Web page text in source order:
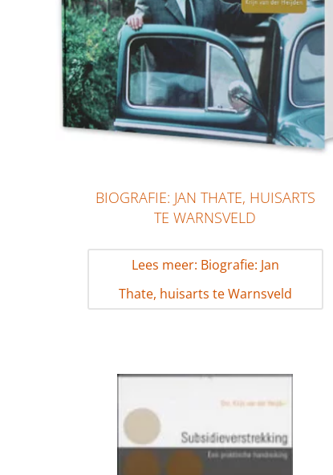
BIOGRAFIE: JAN THATE, HUISARTS
TE WARNSVELD
Lees meer: Biografie: Jan
Thate, huisarts te Warnsveld